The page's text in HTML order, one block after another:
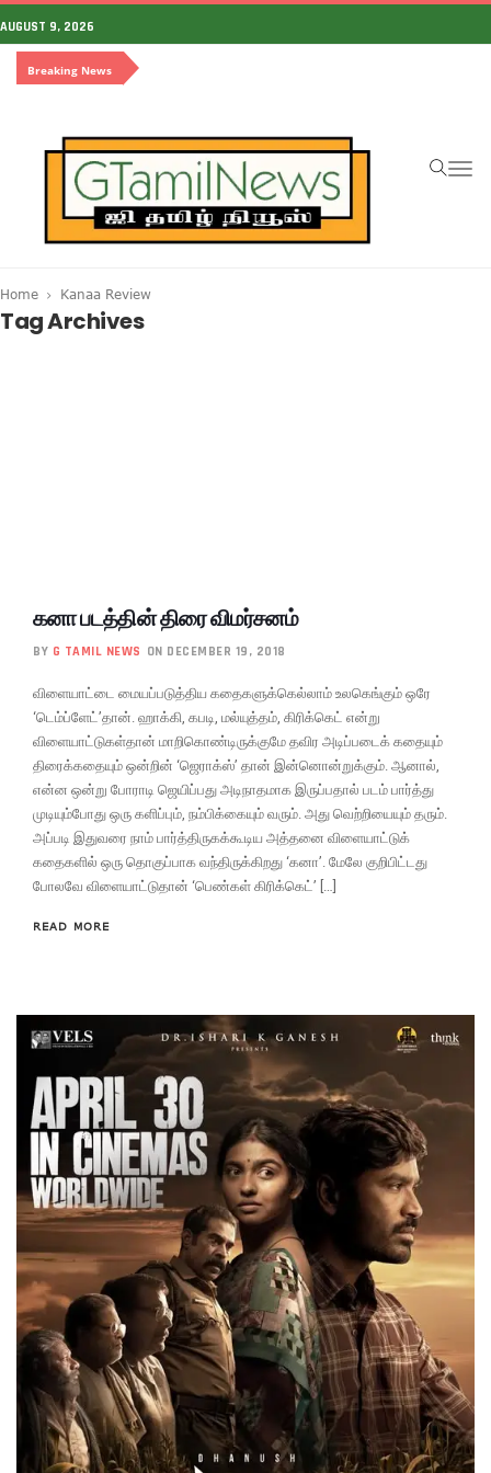
AUGUST 9, 2026
Breaking News
Home Kanaa Review
Tag Archives
கனா படத்தின் திரை விமர்சனம்
BY G TAMIL NEWS ON DECEMBER 19, 2018
விளையாட்டை மையப்படுத்திய கதைகளுக்கெல்லாம் உலகெங்கும் ஒரே
‘டெம்ப்ளேட்’தான். ஹாக்கி, கபடி, மல்யுத்தம், கிரிக்கெட் என்று
விளையாட்டுகள்தான் மாறிகொண்டிருக்குமே தவிர அடிப்படைக் கதையும்
திரைக்கதையும் ஒன்றின் ‘ஜெராக்ஸ்’ தான் இன்னொன்றுக்கும். ஆனால்,
என்ன ஒன்று போராடி ஜெயிப்பது அடிநாதமாக இருப்பதால் படம் பார்த்து
முடியும்போது ஒரு களிப்பும், நம்பிக்கையும் வரும். அது வெற்றியையும் தரும்.
அப்படி இதுவரை நாம் பார்த்திருகக்கூடிய அத்தனை விளையாட்டுக்
கதைகளில் ஒரு தொகுப்பாக வந்திருக்கிறது ‘கனா’. மேலே குறிபிட்டது
போலவே விளையாட்டுதான் ‘பெண்கள் கிரிக்கெட்’ […]
READ MORE